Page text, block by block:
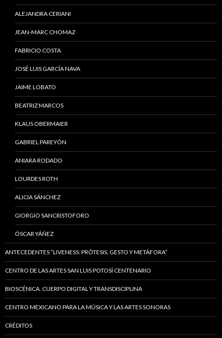
ALEJANDRA CERIANI
JEAN-MARC CHOMAZ
FABRICIO COSTA
JOSÉ LUIS GARCÍA NAVA
JAIME LOBATO
BEATRIZ MARCOS
KLAUS OBERMAIER
GABRIEL PAREYÓN
ANIARA RODADO
LOURDES ROTH
ALICIA SÁNCHEZ
GIORGIO SANCRISTOFORO
ÓSCAR YÁÑEZ
ANTECEDENTES “LIVENESS: PRÓTESIS, GESTO Y METÁFORA”
CENTRO DE LAS ARTES SAN LUIS POTOSÍ CENTENARIO
BIOSCÉNICA. CUERPO DIGITAL Y TRANSDISCIPLINA
CENTRO MEXICANO PARA LA MÚSICA Y LAS ARTES SONORAS
CRÉDITOS